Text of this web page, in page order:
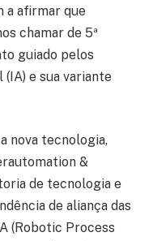
a afirmar que
chamar de 5ª
guiado pelos
e sua variante
nova tecnologia,
&
de tecnologia e
de aliança das
(Robotic Process